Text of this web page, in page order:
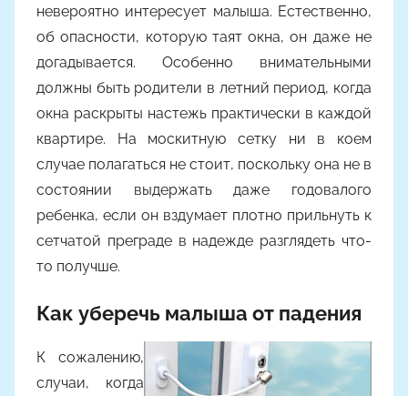
y
o
n
a
невероятно интересует малыша. Естественно,
об опасности, которую таят окна, он даже не
догадывается. Особенно внимательными
должны быть родители в летний период, когда
окна раскрыты настежь практически в каждой
квартире. На москитную сетку ни в коем
случае полагаться не стоит, поскольку она не в
состоянии выдержать даже годовалого
ребенка, если он вздумает плотно прильнуть к
сетчатой преграде в надежде разглядеть что-
то получше.
Как уберечь малыша от падения
К сожалению,
случаи, когда